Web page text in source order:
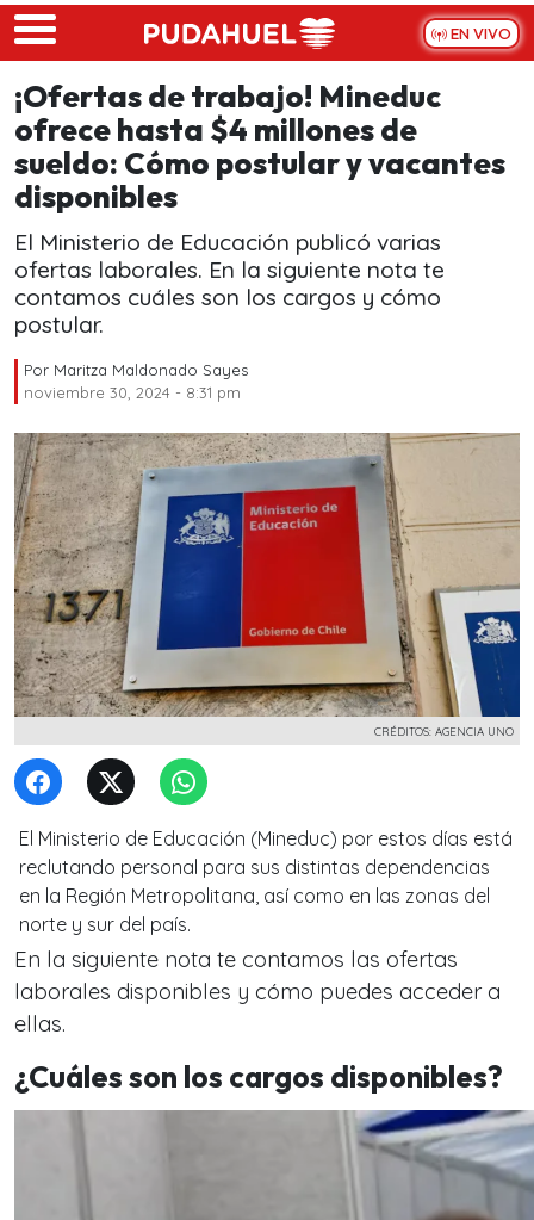
Skip to main content
EN VIVO
¡Ofertas de trabajo! Mineduc
ofrece hasta $4 millones de
sueldo: Cómo postular y vacantes
disponibles
El Ministerio de Educación publicó varias
ofertas laborales. En la siguiente nota te
contamos cuáles son los cargos y cómo
postular.
Por Maritza Maldonado Sayes
noviembre 30, 2024 - 8:31 pm
CRÉDITOS: AGENCIA UNO
El Ministerio de Educación (Mineduc) por estos días está
reclutando personal para sus distintas dependencias
en la Región Metropolitana, así como en las zonas del
norte y sur del país.
En la siguiente nota te contamos las ofertas
laborales disponibles y cómo puedes acceder a
ellas.
¿Cuáles son los cargos disponibles?